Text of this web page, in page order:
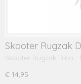
Skooter Rugzak
Skooter Rugzak Dino -
€ 14,95